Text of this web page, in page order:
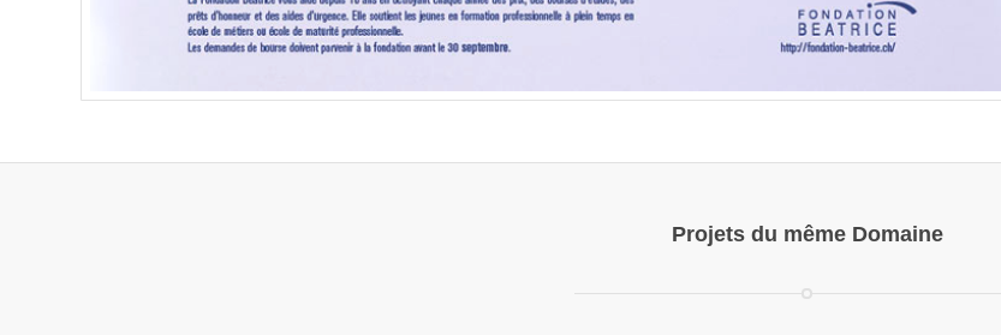
Projets du même Domaine